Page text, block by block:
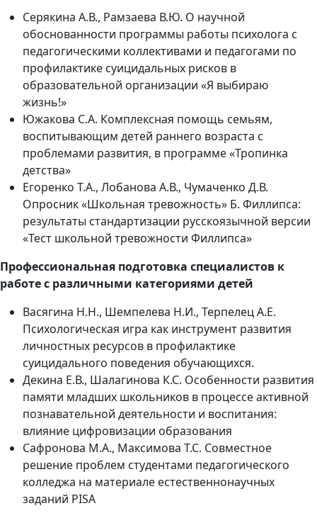
Серякина А.В., Рамзаева В.Ю. О научной
обоснованности программы работы психолога с
педагогическими коллективами и педагогами по
профилактике суицидальных рисков в
образовательной организации «Я выбираю
жизнь!»
Южакова С.А. Комплексная помощь семьям,
воспитывающим детей раннего возраста с
проблемами развития, в программе «Тропинка
детства»
Егоренко Т.А., Лобанова А.В., Чумаченко Д.В.
Опросник «Школьная тревожность» Б. Филлипса:
результаты стандартизации русскоязычной версии
«Тест школьной тревожности Филлипса»
Профессиональная подготовка специалистов к
работе с различными категориями детей
Васягина Н.Н., Шемпелева Н.И., Терпелец А.Е.
Психологическая игра как инструмент развития
личностных ресурсов в профилактике
суицидального поведения обучающихся.
Декина Е.В., Шалагинова К.С. Особенности развития
памяти младших школьников в процессе активной
познавательной деятельности и воспитания:
влияние цифровизации образования
Сафронова М.А., Максимова Т.С. Совместное
решение проблем студентами педагогического
колледжа на материале естественнонаучных
заданий PISA